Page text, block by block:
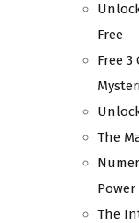
Free
Free
The
The